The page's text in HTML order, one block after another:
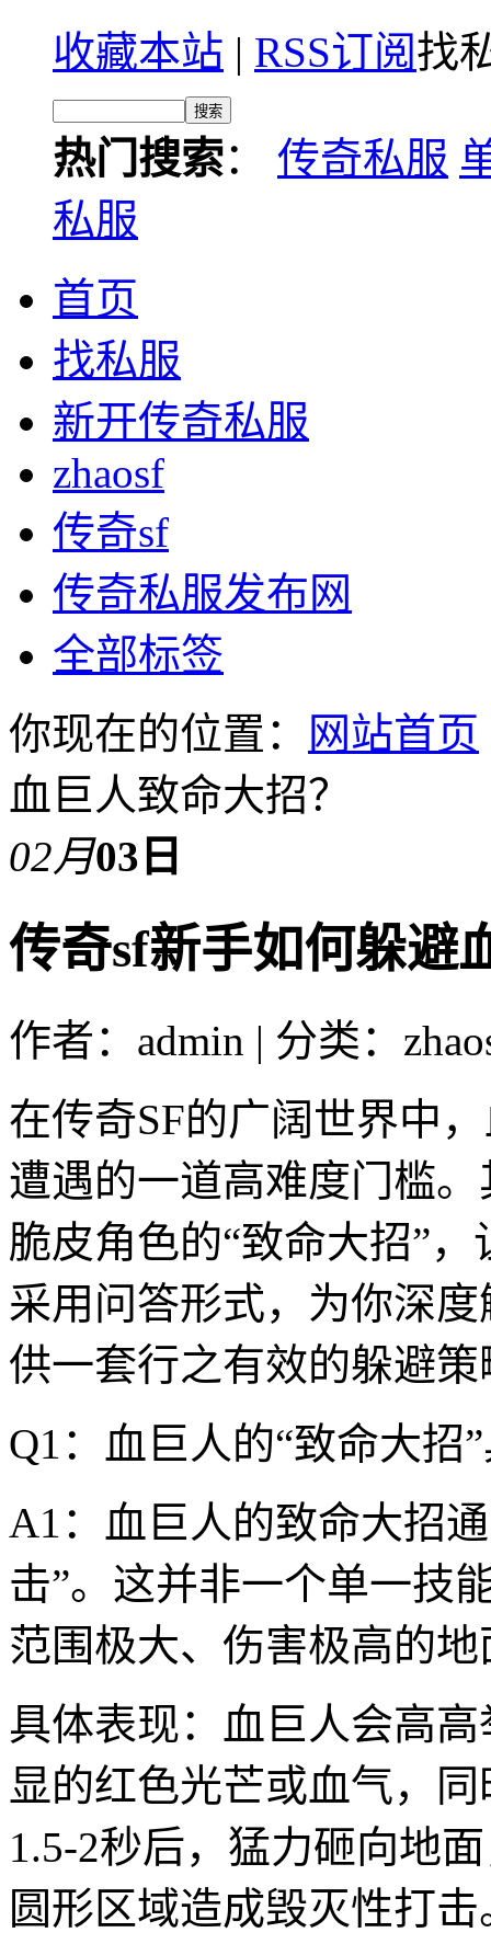
收藏本站 | RSS订阅找
热门搜索： 传奇私服
私服
首页
找私服
新开传奇私服
zhaosf
传奇sf
传奇私服发布网
全部标签
你现在的位置：
网站首页
血巨人致命大招？
02月03日
传奇sf新手如何躲避
作者：admin | 分类：
在传奇SF的广阔世界中
遭遇的一道高难度门槛
脆皮角色的“致命大招”
采用问答形式，为你深
供一套行之有效的躲避
Q1：血巨人的“致命大招
A1：血巨人的致命大招
击”。这并非一个单一技
范围极大、伤害极高的
具体表现：血巨人会高
显的红色光芒或血气，
1.5-2秒后，猛力砸向地
圆形区域造成毁灭性打